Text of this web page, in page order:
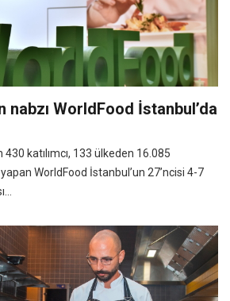
nabzı WorldFood İstanbul’da
430 katılımcı, 133 ülkeden 16.085
WorldFood İstanbul’un 27’ncisi 4-7